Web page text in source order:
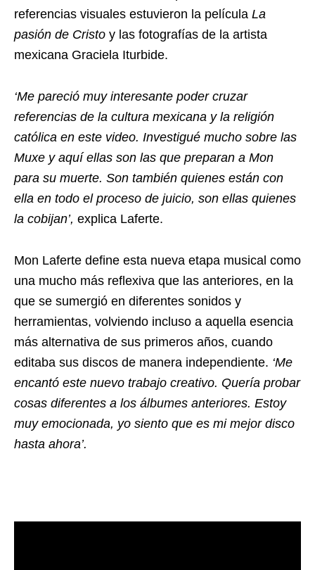
referencias visuales estuvieron la película La
pasión de Cristo y las fotografías de la artista
mexicana Graciela Iturbide.
‘Me pareció muy interesante poder cruzar
referencias de la cultura mexicana y la religión
católica en este video. Investigué mucho sobre las
Muxe y aquí ellas son las que preparan a Mon
para su muerte. Son también quienes están con
ella en todo el proceso de juicio, son ellas quienes
la cobijan’, explica Laferte.
Mon Laferte define esta nueva etapa musical como
una mucho más reflexiva que las anteriores, en la
que se sumergió en diferentes sonidos y
herramientas, volviendo incluso a aquella esencia
más alternativa de sus primeros años, cuando
editaba sus discos de manera independiente. ‘Me
encantó este nuevo trabajo creativo. Quería probar
cosas diferentes a los álbumes anteriores. Estoy
muy emocionada, yo siento que es mi mejor disco
hasta ahora’.